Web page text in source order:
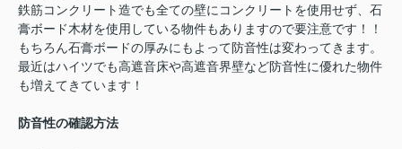
鉄筋コンクリート造でも全ての壁にコンクリートを使用せず、石
膏ボード木材を使用している物件もありますので要注意です！！
もちろん石膏ボードの厚みにもよって防音性は変わってきます。
最近はハイツでも高遮音床や高遮音界壁など防音性に優れた物件
も増えてきています！
防音性の確認方法